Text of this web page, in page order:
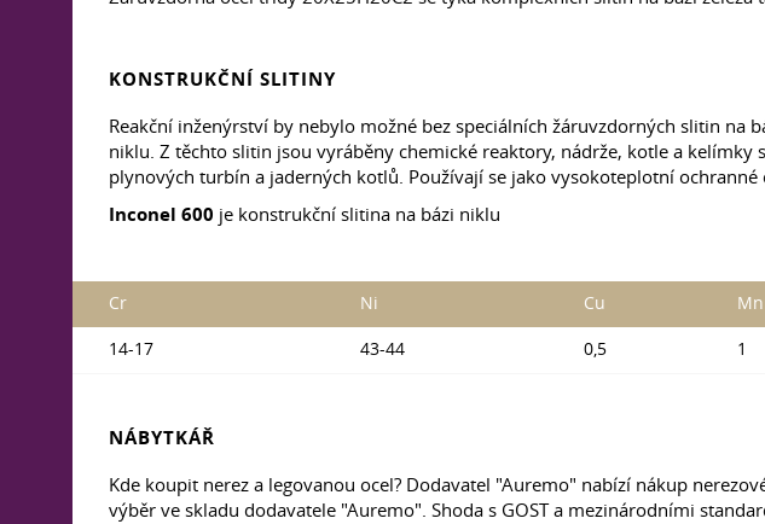
KONSTRUKČNÍ SLITINY
Reakční inženýrství by nebylo možné bez speciálních žáruvzdorných slitin
niklu. Z těchto slitin jsou vyráběny chemické reaktory, nádrže, kotle a
plynových turbín a jaderných kotlů. Používají se jako vysokoteplotní
Inconel 600 je konstrukční slitina na bázi niklu
Cr Ni Cu Mn
14-17 43-44 0,5 1
NÁBYTKÁŘ
Kde koupit nerez a legovanou ocel? Dodavatel "Auremo" nabízí nákup
výběr ve skladu dodavatele "Auremo". Shoda s GOST a mezinárodními